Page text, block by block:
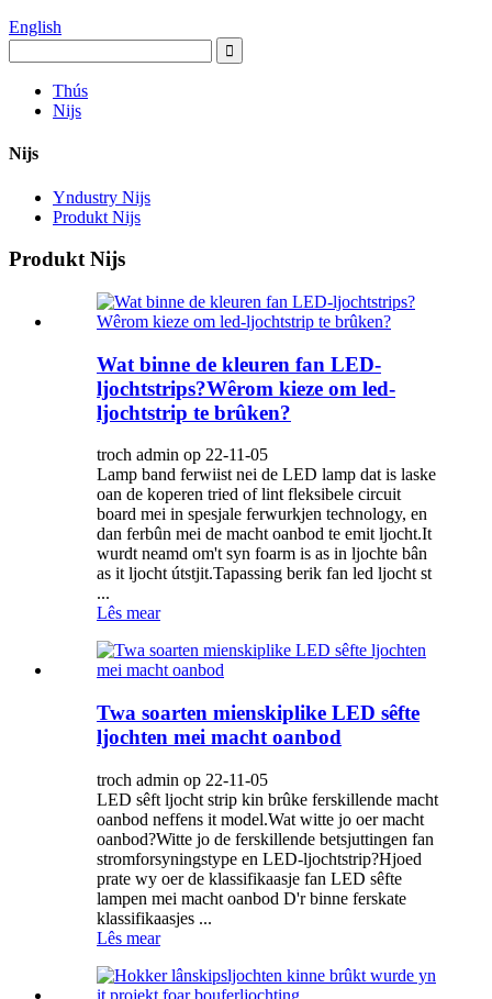
English
Thús
Nijs
Nijs
Yndustry Nijs
Produkt Nijs
Produkt Nijs
Wat binne de kleuren fan LED-
ljochtstrips?Wêrom kieze om led-
ljochtstrip te brûken?
troch admin op 22-11-05
Lamp band ferwiist nei de LED lamp dat is laske
oan de koperen tried of lint fleksibele circuit
board mei in spesjale ferwurkjen technology, en
dan ferbûn mei de macht oanbod te emit ljocht.It
wurdt neamd om't syn foarm is as in ljochte bân
as it ljocht útstjit.Tapassing berik fan led ljocht st
...
Lês mear
Twa soarten mienskiplike LED sêfte
ljochten mei macht oanbod
troch admin op 22-11-05
LED sêft ljocht strip kin brûke ferskillende macht
oanbod neffens it model.Wat witte jo oer macht
oanbod?Witte jo de ferskillende betsjuttingen fan
stromforsyningstype en LED-ljochtstrip?Hjoed
prate wy oer de klassifikaasje fan LED sêfte
lampen mei macht oanbod D'r binne ferskate
klassifikaasjes ...
Lês mear